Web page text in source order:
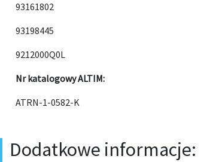
93161802
93198445
9212000Q0L
Nr katalogowy ALTIM:
ATRN-1-0582-K
Dodatkowe informacje: